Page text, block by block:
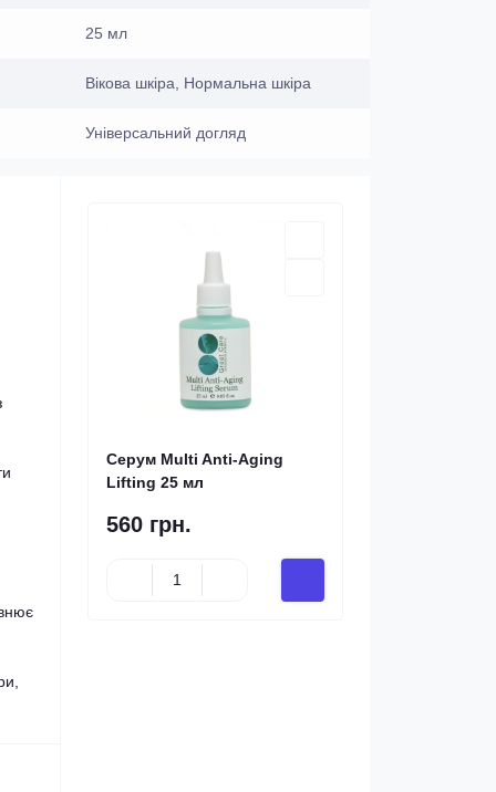
25 мл
Вікова шкіра, Нормальна шкіра
Універсальний догляд
Серум Multi Anti-Aging
Lifting 25 мл
560 грн.